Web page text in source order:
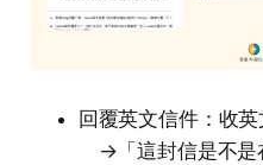
回覆英文信件：收
→「這封信是不是